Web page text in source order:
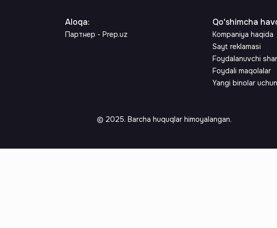
Aloqa:
Партнер - Prep.uz
Qo'shimcha
Kompaniya haqida
Sayt reklamasi
Foydalanuvchi
Foydali maqolalar
Yangi binolar
© 2025. Barcha huquqlar himoyalangan.